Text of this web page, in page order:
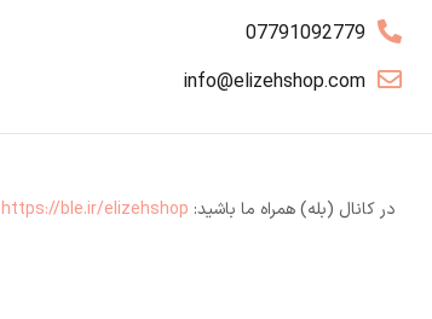
07791092779
info@elizehshop.com
در کانال (بله) همراه ما باشید: https://ble.ir/elizehshop